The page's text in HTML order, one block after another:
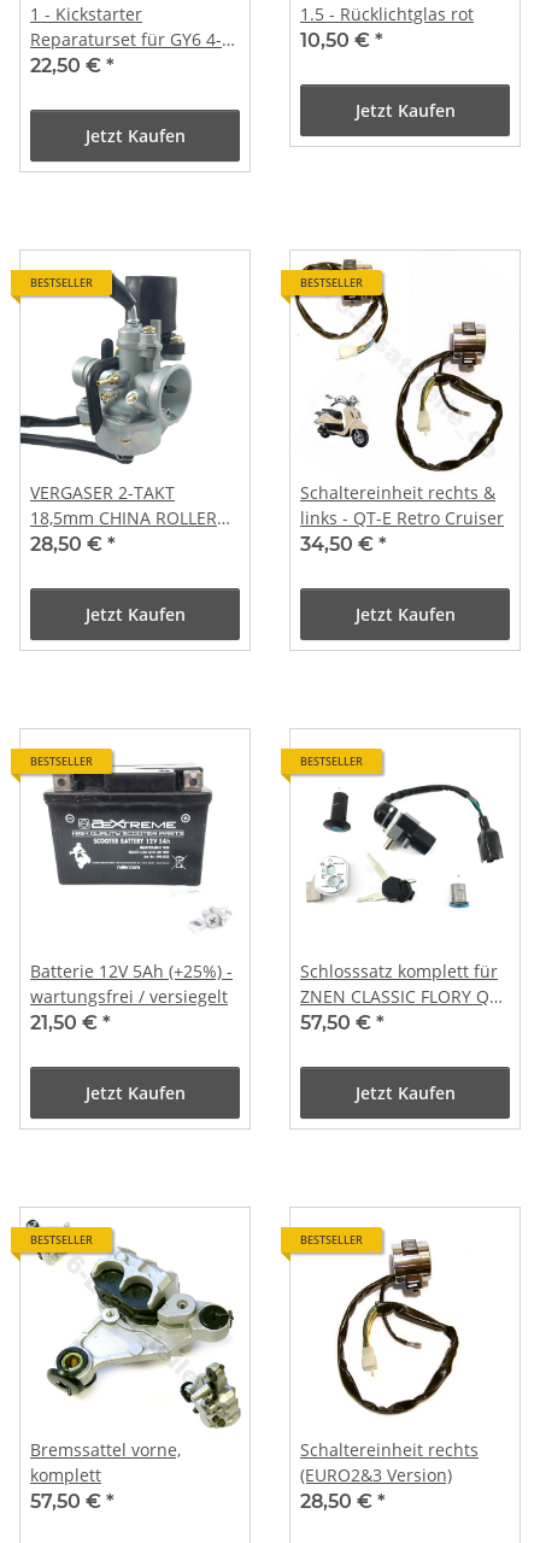
1 - Kickstarter
Reparaturset für GY6 4-
Takt 50ccm 139QMB
Ritzel, Feder &
Kickstarterarm
22,50 € *
Jetzt Kaufen
1.5 - Rücklichtglas rot
10,50 € *
Jetzt Kaufen
BESTSELLER
VERGASER 2-TAKT
18,5mm CHINA ROLLER
z.B. MINARELLI CPI
1E40QMB
28,50 € *
Jetzt Kaufen
BESTSELLER
Schaltereinheit rechts &
links - QT-E Retro Cruiser
34,50 € *
Jetzt Kaufen
BESTSELLER
Batterie 12V 5Ah (+25%) -
wartungsfrei / versiegelt
21,50 € *
Jetzt Kaufen
BESTSELLER
Schlosssatz komplett für
ZNEN CLASSIC FLORY QT-
E RETRO
57,50 € *
Jetzt Kaufen
BESTSELLER
Bremssattel vorne,
komplett
57,50 € *
BESTSELLER
Schaltereinheit rechts
(EURO2&3 Version)
28,50 € *